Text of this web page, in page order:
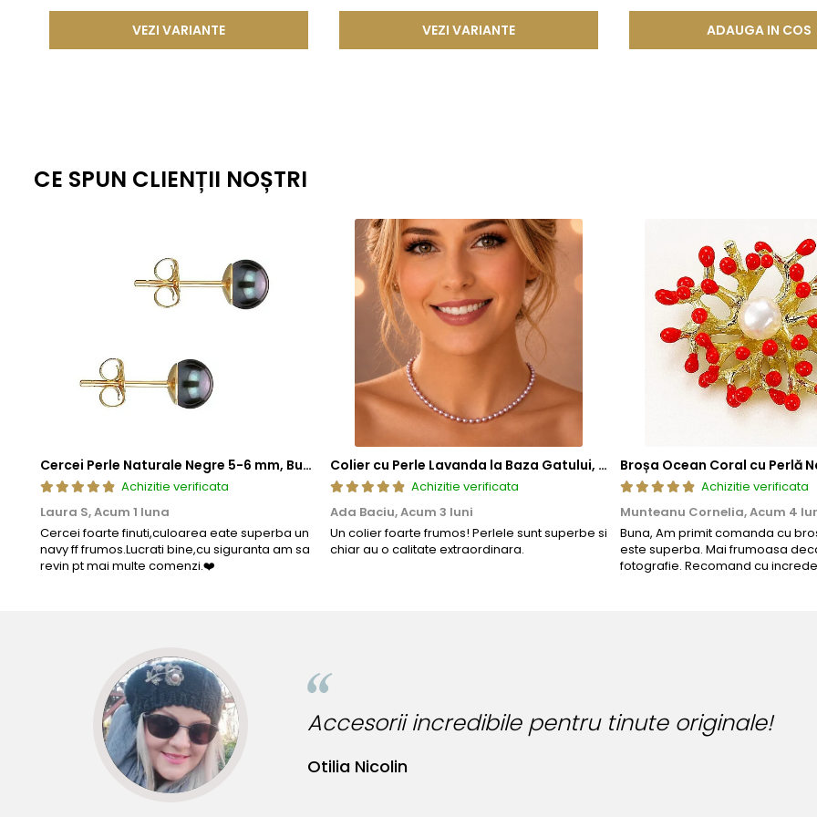
pentru a fi mai rezistent decat in mod normal. Aceasta compozitie confera o durabilitate sporita, reducand riscul
lunga durata.VEZI VARIANTE VEZI VARIANTE ADAUGA IN COS
CE SPUN CLIENȚII NOȘTRI
Cercei Perle Naturale Negre 5-6 mm, Buton AAA, Aur 14K (aur 585), Tip Șurub | KASKADDA®
Achizitie verificata
Laura S,Acum 1 luna
Cercei foarte finuti,culoarea eate superba un
navy ff frumos.Lucrati bine,cu siguranta am sa
revin pt mai multe comenzi.❤️
Colier cu Perle Lavanda la Baza Gatului, de 4-5 mm, Perle Rare, Calitate AAA+, Aur 14K | KASKADDA®
Achizitie verificata
Ada Baciu,Acum 3 luni
Un colier foarte frumos! Perlele sunt superbe si
chiar au o calitate extraordinara.
Broșa Ocean Coral cu Perlă
Achizitie verificata
Munteanu Cornelia,Acum 4
Buna, Am primit comanda cu
este superba. Mai frumoasa
fotografie. Recomand cu
Bijuteria perfecta pentru ziua